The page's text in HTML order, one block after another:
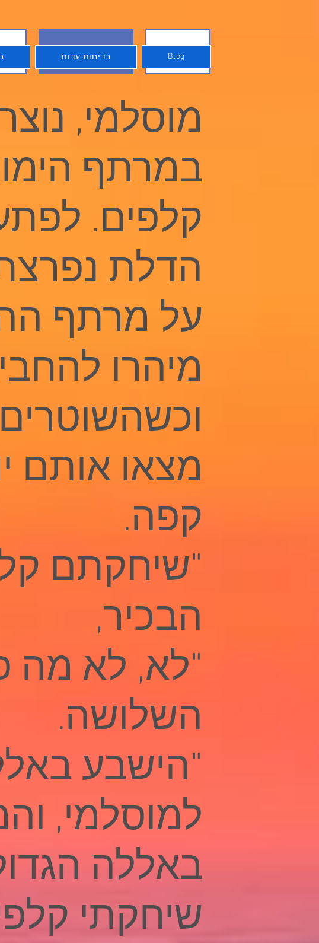
בדיחות עדות Blog
מוסלמי,
במרתף
קלפים.
הדלת
על מרתף
מיהרו
מצאו אותם
קפה.
"שיחקתם
הבכיר,
"לא, לא מה
השלושה.
"הישבע
למוסלמי,
באללה
שיחקתי
בדיחות עדות Blog